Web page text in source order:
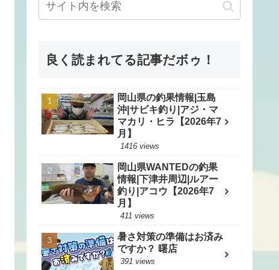
良く読まれてる記事だボゥ！
岡山県の釣果情報|玉島
沖|サビキ釣り|アジ・マ
マカリ・ヒラ【2026年7
月】
1416 views
岡山県WANTEDの釣果
情報|下津井周辺|ルアー
釣り|アコウ【2026年7
月】
411 views
暑さ対策の準備はお済み
ですか？ 曙店
391 views